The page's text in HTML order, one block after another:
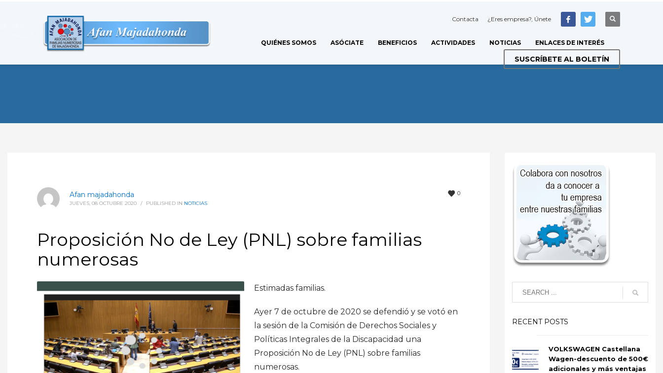
Contacta ¿Eres empresa?, Únete
QUIÉNES SOMOS ASÓCIATE BENEFICIOS ACTIVIDADES NOTICIAS ENLACES DE INTERÉS
SUSCRÍBETE AL BOLETÍN
0
Afan majadahonda
JUEVES, 08 OCTUBRE 2020 / PUBLISHED IN NOTICIAS
Proposición No de Ley (PNL) sobre familias
numerosas
Estimadas familias.
Ayer 7 de octubre de 2020 se defendió y se votó en
la sesión de la Comisión de Derechos Sociales y
Políticas Integrales de la Discapacidad una
Proposición No de Ley (PNL) sobre familias
numerosas.
RECENT POSTS
VOLKSWAGEN Castellana
Wagen-descuento de 500€
adicionales y más ventajas